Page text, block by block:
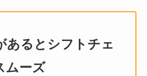
あるとシフトチェ
ムーズ